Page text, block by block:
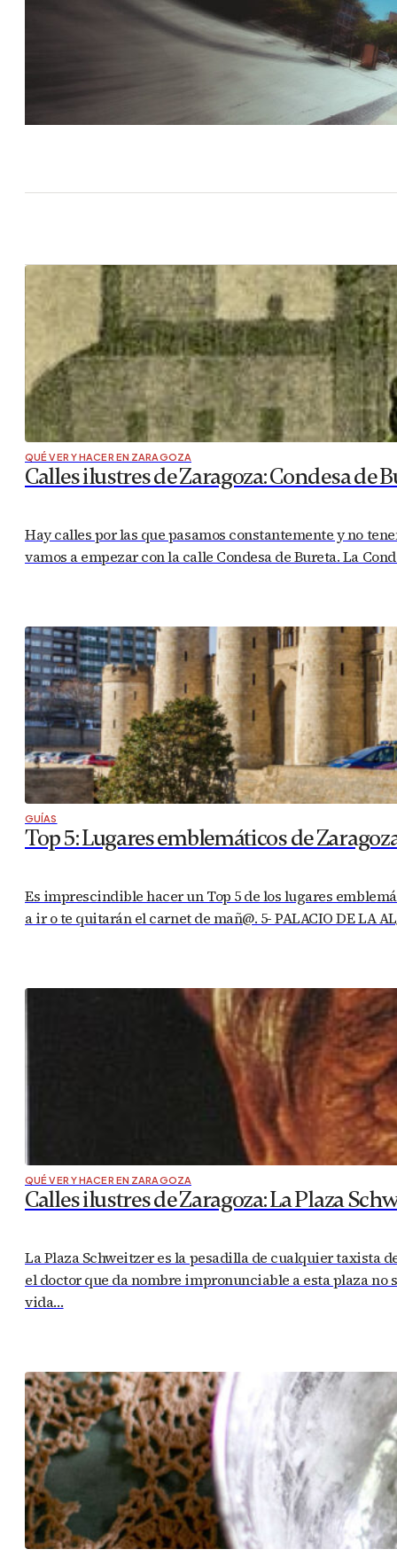
QUÉ VER Y HACER EN ZARAGOZA
Calles ilustres de Zaragoza: Condesa de
Hay calles por las que pasamos constantemente y no
vamos a empezar con la calle Condesa de Bureta. La
GUÍAS
Top 5: Lugares emblemáticos de
Es imprescindible hacer un Top 5 de los lugares
a ir o te quitarán el carnet de mañ@. 5- PALACIO DE LA
QUÉ VER Y HACER EN ZARAGOZA
Calles ilustres de Zaragoza: La Plaza
La Plaza Schweitzer es la pesadilla de cualquier taxista
el doctor que da nombre impronunciable a esta plaza
vida…